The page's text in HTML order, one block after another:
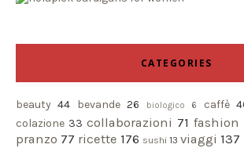
CATEGORIES
beauty 44 bevande 26 biologico 6 caffè
colazione 33 collaborazioni 71 fashion
pranzo 77 ricette 176 sushi 13 viaggi 137